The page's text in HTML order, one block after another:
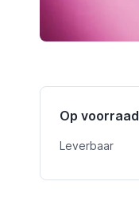
Op voorraad
Leverbaar